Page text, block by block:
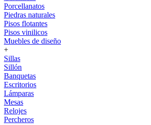
Porcellanatos
Piedras naturales
Pisos flotantes
Pisos vinilicos
Muebles de diseño
+
Sillas
Sillón
Banquetas
Escritorios
Lámparas
Mesas
Relojes
Percheros